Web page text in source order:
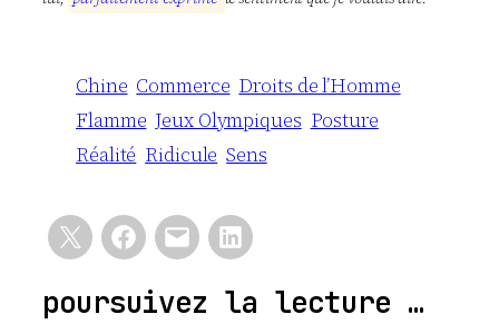
Chine Commerce Droits de l’Homme
Flamme Jeux Olympiques Posture
Réalité Ridicule Sens
poursuivez la lecture …